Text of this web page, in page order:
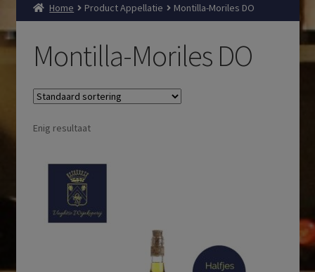
Home Product Appellatie Montilla-Moriles DO
Montilla-Moriles DO
Enig resultaat